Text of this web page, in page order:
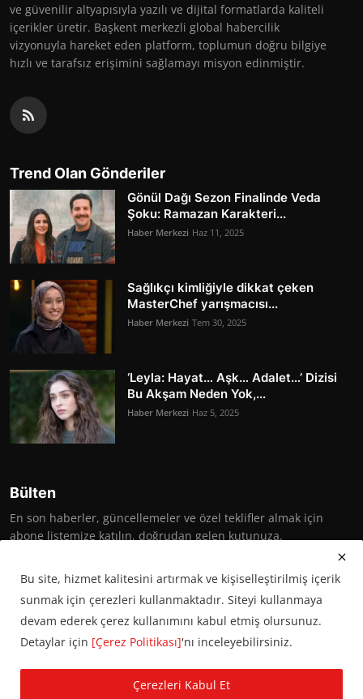
ve güvenilir altyapısıyla yazılı ve dijital formatlarda kaliteli
içerikler üretir. Başkent merkezli global habercilik
vizyonuyla hareket eden platform, toplumun doğru bilgiye
hızlı ve tarafsız erişimini sağlamayı misyon edinmiştir.
Trend Olan Gönderiler
Gönül Dağı Sezon Finalinde Veda
Şoku: Ramazan Karakteri...
Haber Merkezi Haz 11, 2025
Sağlıkçı kimliğiyle dikkat çeken
MasterChef yarışmacısı...
Haber Merkezi Tem 30, 2025
‘Leyla: Hayat… Aşk… Adalet…’ Dizisi
Bu Akşam Neden Yok,...
Haber Merkezi Haz 5, 2025
Bülten
En son haberler, güncellemeler ve özel teklifler almak için
abone listemize katılın, doğrudan gelen kutunuza.
Abone Ol
KVKK Aydınlatma Metni
Bu site, hizmet kalitesini artırmak ve kişiselleştirilmiş içerik
sunmak için çerezleri kullanmaktadır. Siteyi kullanmaya
devam ederek çerez kullanımını kabul etmiş olursunuz.
Detaylar için [Çerez Politikası]'nı inceleyebilirsiniz.
Çerezleri Kabul Et